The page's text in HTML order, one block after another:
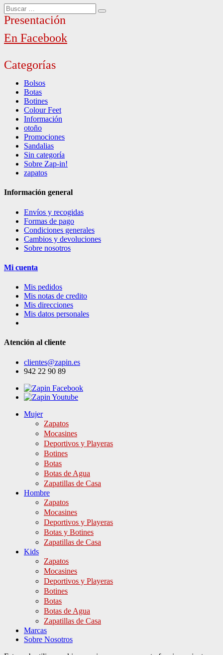
Buscar
por:
Buscar
Presentación
En Facebook
Categorías
Bolsos
Botas
Botines
Colour Feet
Información
otoño
Promociones
Sandalias
Sin categoría
Sobre Zap-in!
zapatos
Información general
Envíos y recogidas
Formas de pago
Condiciones generales
Cambios y devoluciones
Sobre nosotros
Mi cuenta
Mis pedidos
Mis notas de credito
Mis direcciones
Mis datos personales
Atención al cliente
clientes@zapin.es
942 22 90 89
Mujer
Zapatos
Mocasines
Deportivos y Playeras
Botines
Botas
Botas de Agua
Zapatillas de Casa
Hombre
Zapatos
Mocasines
Deportivos y Playeras
Botas y Botines
Zapatillas de Casa
Kids
Zapatos
Mocasines
Deportivos y Playeras
Botines
Botas
Botas de Agua
Zapatillas de Casa
Marcas
Sobre Nosotros